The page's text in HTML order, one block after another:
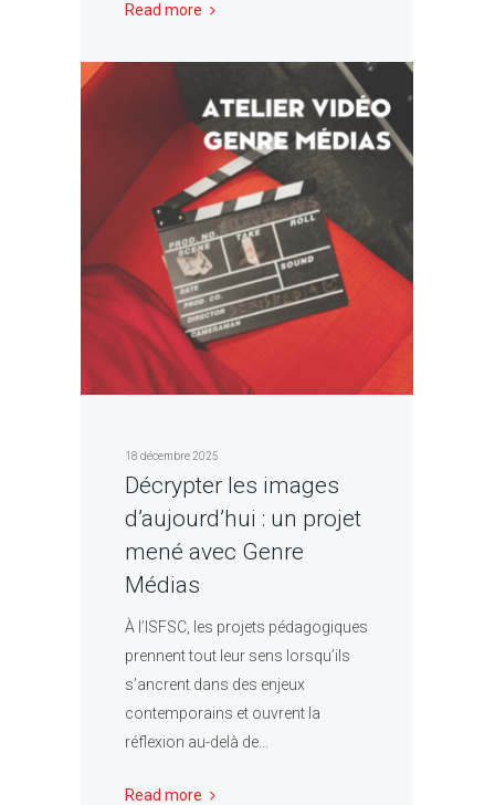
Read more
18 décembre 2025
Décrypter les images
d’aujourd’hui : un projet
mené avec Genre
Médias
À l’ISFSC, les projets pédagogiques
prennent tout leur sens lorsqu’ils
s’ancrent dans des enjeux
contemporains et ouvrent la
réflexion au-delà de...
Read more